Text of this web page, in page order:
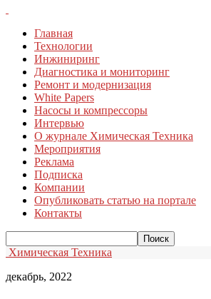
Главная
Технологии
Инжиниринг
Диагностика и мониторинг
Ремонт и модернизация
White Papers
Насосы и компрессоры
Интервью
О журнале Химическая Техника
Мероприятия
Реклама
Подписка
Компании
Опубликовать статью на портале
Контакты
Химическая Техника
декабрь, 2022